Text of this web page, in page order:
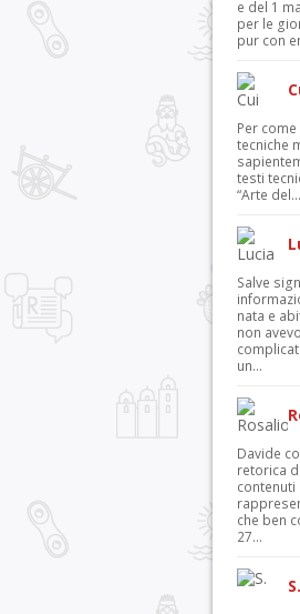
e del 1
per le
pur con
Per
tecniche
testi
“Arte del...
Salve
nata e
non
un...
Davide
retorica
che ben
27...
S.